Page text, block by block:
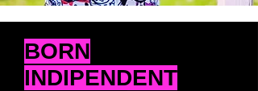
BORN
INDIPENDENT